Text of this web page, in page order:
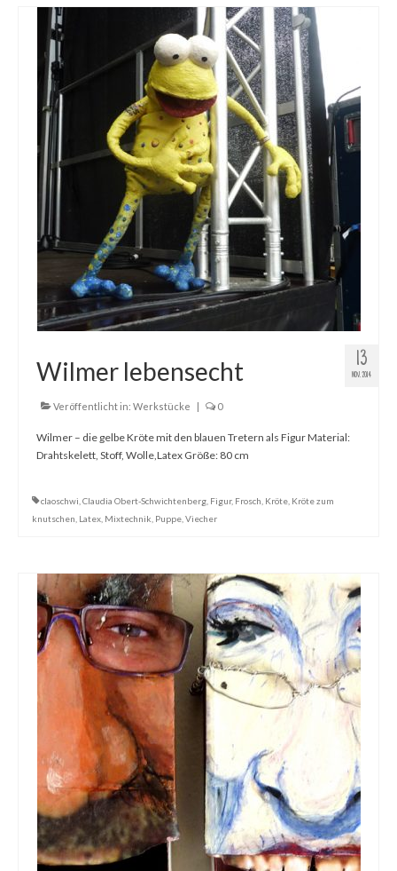
13
NOV. 2014
Wilmer lebensecht
Veröffentlicht in: Werkstücke | 0
Wilmer – die gelbe Kröte mit den blauen Tretern als Figur Material:
Drahtskelett, Stoff, Wolle,Latex Größe: 80 cm
claoschwi Claudia Obert-Schwichtenberg Figur, Frosch Kröte Kröte zum
knutschen Latex Mixtechnik Puppe Viecher